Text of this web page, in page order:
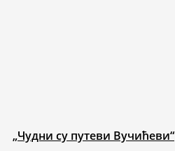
„Чудни су путеви Вучићеви“